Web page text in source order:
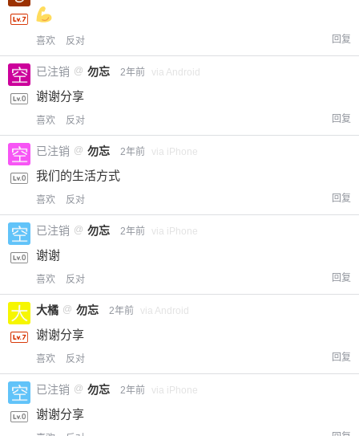
2 元 5
喜欢 反对 回复
已注销 @ 勿忘 2年前 via Android
谢谢分享
喜欢 反对 回复
已注销 @ 勿忘 2年前 via iPhone
我们的生活方式
喜欢 反对 回复
已注销 @ 勿忘 2年前 via iPhone
谢谢
喜欢 反对 回复
大橘 @ 勿忘 2年前 via Android
谢谢分享
喜欢 反对 回复
已注销 @ 勿忘 2年前 via iPhone
谢谢分享